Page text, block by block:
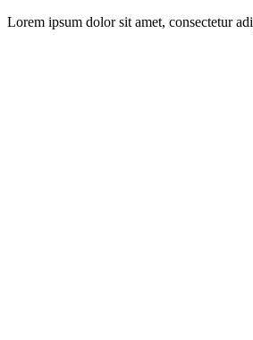
Lorem ipsum dolor sit amet, consectetur